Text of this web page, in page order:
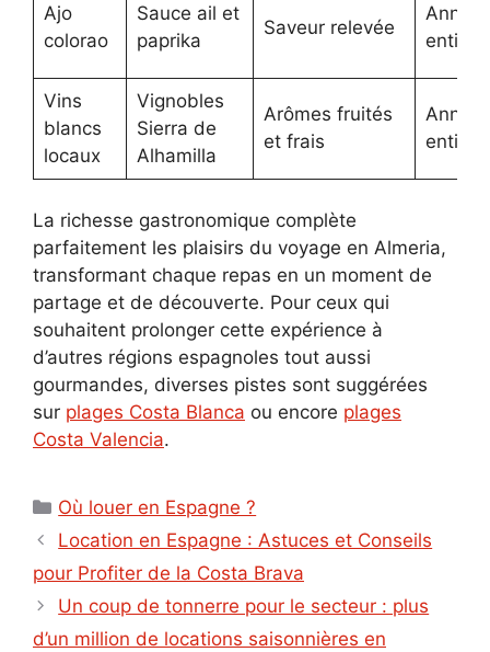
Ajo
colorao
Sauce ail et
paprika
Saveur relevée
Année
entière
Vins
blancs
locaux
Vignobles
Sierra de
Alhamilla
Arômes fruités
et frais
Année
entière
La richesse gastronomique complète
parfaitement les plaisirs du voyage en Almeria,
transformant chaque repas en un moment de
partage et de découverte. Pour ceux qui
souhaitent prolonger cette expérience à
d’autres régions espagnoles tout aussi
gourmandes, diverses pistes sont suggérées
sur plages Costa Blanca ou encore plages
Costa Valencia.
Catégories
Où louer en Espagne ?
Location en Espagne : Astuces et Conseils
pour Profiter de la Costa Brava
Un coup de tonnerre pour le secteur : plus
d’un million de locations saisonnières en